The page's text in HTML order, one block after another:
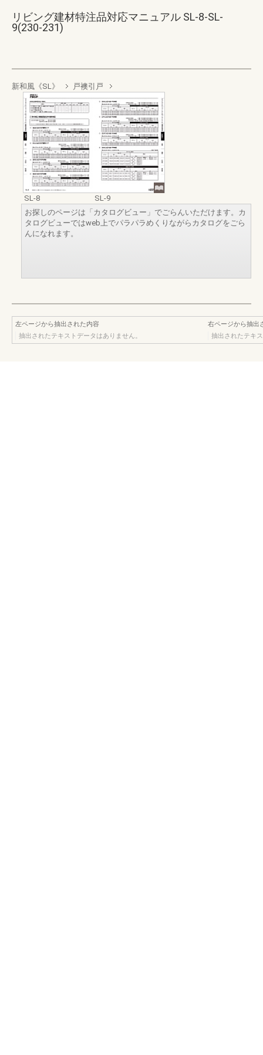
リビング建材特注品対応マニュアル SL-8-SL-
9(230-231)
新和風《SL》 戸襖引戸
SL-8
SL-9
お探しのページは「カタログビュー」でごらんいただけます。カ
タログビューではweb上でパラパラめくりながらカタログをごら
んになれます。
左ページから抽出された内容
抽出されたテキストデータはありません。
右ページから抽出
抽出されたテキ